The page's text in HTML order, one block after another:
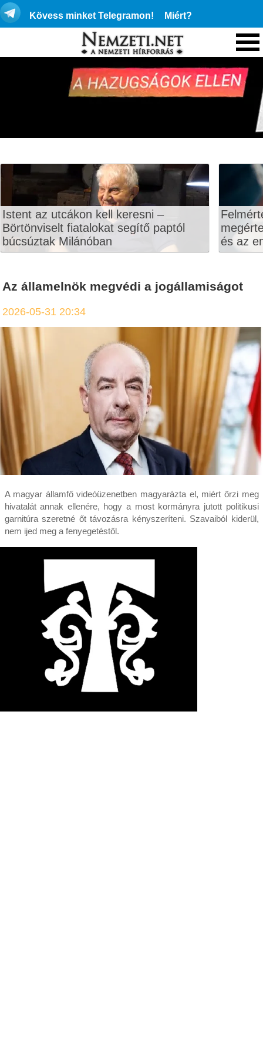
Kövess minket Telegramon! Miért?
Istent az utcákon kell keresni –
Börtönviselt fiatalokat segítő paptól
búcsúztak Milánóban
és az
Az államelnök megvédi a jogállamiságot
2026-05-31 20:34
A magyar államfő videóüzenetben magyarázta el, miért őrzi meg
hivatalát annak ellenére, hogy a most kormányra jutott politikusi
garnitúra szeretné őt távozásra kényszeríteni. Szavaiból kiderül,
nem ijed meg a fenyegetéstől.